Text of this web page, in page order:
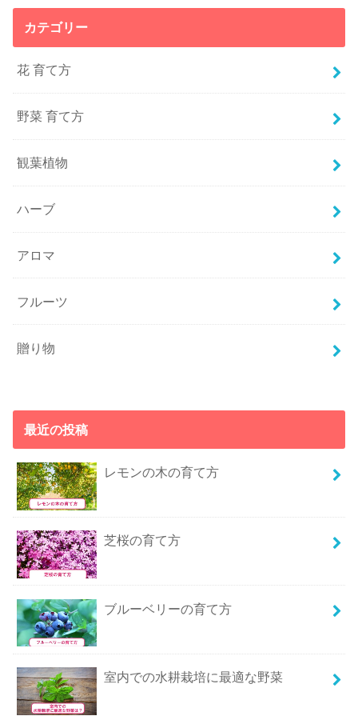
カテゴリー
花 育て方
野菜 育て方
観葉植物
ハーブ
アロマ
フルーツ
贈り物
最近の投稿
レモンの木の育て方
芝桜の育て方
ブルーベリーの育て方
室内での水耕栽培に最適な野菜